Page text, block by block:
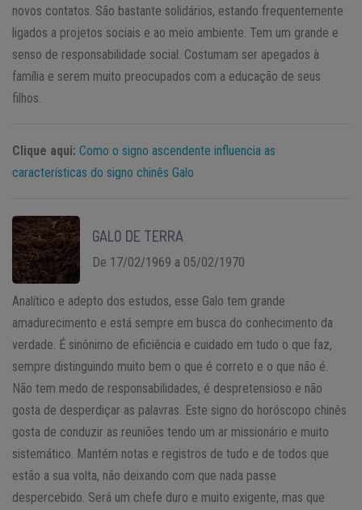
novos contatos. São bastante solidários, estando frequentemente
ligados a projetos sociais e ao meio ambiente. Tem um grande e
senso de responsabilidade social. Costumam ser apegados à
família e serem muito preocupados com a educação de seus
filhos.
Clique aqui: Como o signo ascendente influencia as
características do signo chinês Galo
GALO DE TERRA
De 17/02/1969 a 05/02/1970
Analítico e adepto dos estudos, esse Galo tem grande
amadurecimento e está sempre em busca do conhecimento da
verdade. É sinônimo de eficiência e cuidado em tudo o que faz,
sempre distinguindo muito bem o que é correto e o que não é.
Não tem medo de responsabilidades, é despretensioso e não
gosta de desperdiçar as palavras. Este signo do horóscopo chinês
gosta de conduzir as reuniões tendo um ar missionário e muito
sistemático. Mantém notas e registros de tudo e de todos que
estão a sua volta, não deixando com que nada passe
despercebido. Será um chefe duro e muito exigente, mas que